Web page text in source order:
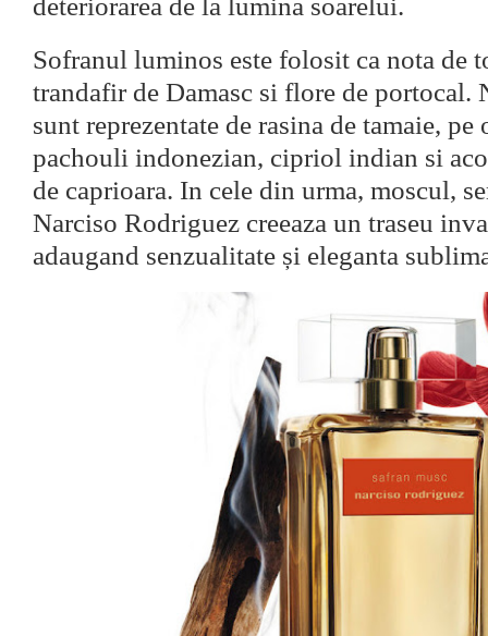
deteriorarea de la lumina soarelui.
Sofranul luminos este folosit ca nota de
trandafir de Damasc si flore de portocal.
sunt reprezentate de rasina de tamaie, pe
pachouli indonezian, cipriol indian si
de caprioara. In cele din urma, moscul,
Narciso Rodriguez creeaza un traseu
adaugand senzualitate și eleganta